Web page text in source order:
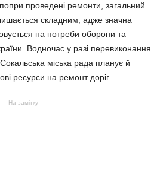
проведені ремонти, загальний
складним, адже значна
на потреби оборони та
Водночас у разі перевиконання
міська рада планує й
ресурси на ремонт доріг.
На замітку